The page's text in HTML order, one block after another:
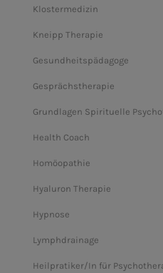
Klostermedizin
Kneipp Therapie
Gesundheitspädagoge
Gesprächstherapie
Grundlagen Spirituelle
Health Coach
Homöopathie
Hyaluron Therapie
Hypnose
Lymphdrainage
Heilpratiker/In für